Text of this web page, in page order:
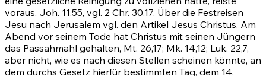
voraus, Joh. 11,55, vgl. 2 Chr. 30,17. Über die Festreisen
Jesu nach Jerusalem vgl. den Artikel Jesus Christus. Am
Abend vor seinem Tode hat Christus mit seinen Jüngern
das Passahmahl gehalten, Mt. 26,17; Mk. 14,12; Luk. 22,7,
aber nicht, wie es nach diesen Stellen scheinen könnte, an
dem durchs Gesetz hierfür bestimmten Tag, dem 14.